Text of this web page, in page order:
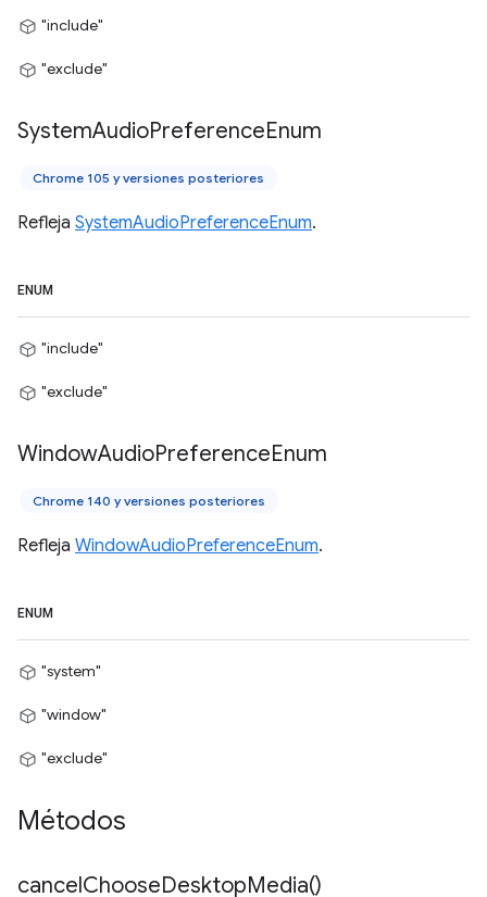
"include"
"exclude"
SystemAudioPreferenceEnum
Chrome 105 y versiones posteriores
Refleja SystemAudioPreferenceEnum.
ENUM
"include"
"exclude"
WindowAudioPreferenceEnum
Chrome 140 y versiones posteriores
Refleja WindowAudioPreferenceEnum.
ENUM
"system"
"window"
"exclude"
Métodos
cancelChooseDesktopMedia()